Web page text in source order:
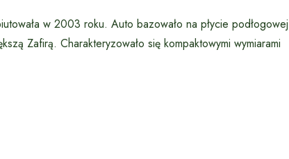
w 2003 roku. Auto bazowało na płycie podłogowej
Zafirą. Charakteryzowało się kompaktowymi wymiarami